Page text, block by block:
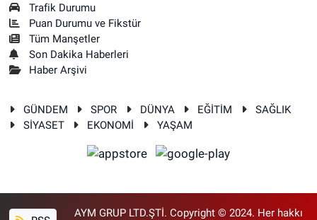
Trafik Durumu
Puan Durumu ve Fikstür
Tüm Manşetler
Son Dakika Haberleri
Haber Arşivi
GÜNDEM SPOR DÜNYA EĞİTİM
SAĞLIK
SİYASET
EKONOMİ YAŞAM
AYM GRUP LTD.ŞTİ. Copyright © 2024. Her hakkı